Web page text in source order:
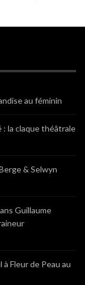
au féminin
la claque théâtrale
& Selwyn
Guillaume
à Fleur de Peau au